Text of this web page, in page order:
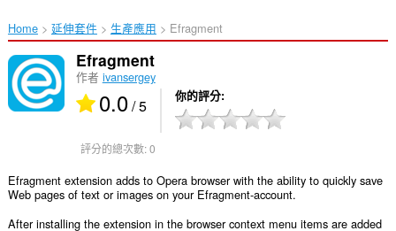
Home 延伸套件 生產應用 Efragment‎
Efragment
作者 ivansergey
0.0/ 5 你的評分
評分的總次數:0
Efragment extension adds to Opera browser with the ability to quickly save
Web pages of text or images on your Efragment-account.
After installing the extension in the browser context menu items are added